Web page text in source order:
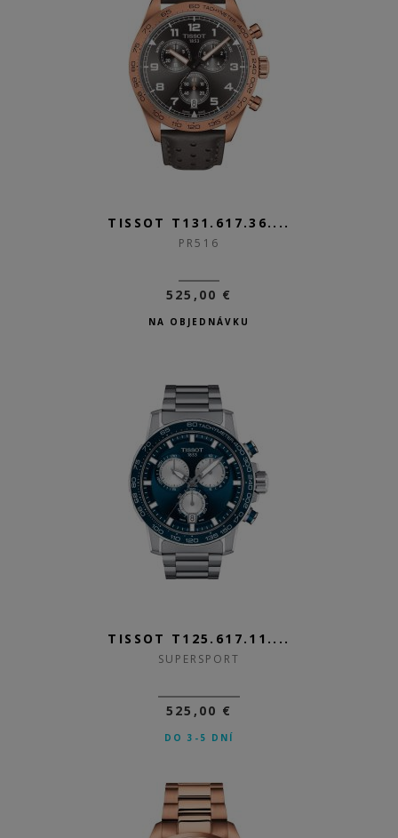
TISSOT T131.617.36....
PR516
525,00 €
NA OBJEDNÁVKU
TISSOT T125.617.11....
SUPERSPORT
525,00 €
DO 3-5 DNÍ